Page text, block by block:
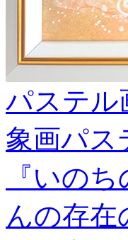
パステル
象画パス
『いの
んの存